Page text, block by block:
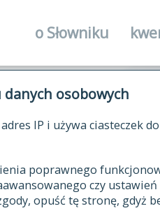
osobowych
IP i używa ciasteczek do
poprawnego
czy ustawień
opuść tę stronę, gdyż
o Słowniku
historia
publikacje
autorzy tekstów
zasady opracowania